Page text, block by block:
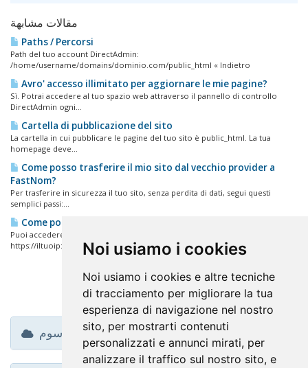
Noi usiamo i cookies
Noi usiamo i cookies e altre tecniche
di tracciamento per migliorare la tua
esperienza di navigazione nel nostro
sito, per mostrarti contenuti
personalizzati e annunci mirati, per
analizzare il traffico sul nostro sito, e
مقالات مشابهة
Paths / Percorsi
Path del tuo account DirectAdmin:
/home/username/domains/dominio.com/public_html « Indietro
Avro' accesso illimitato per aggiornare le mie pagine?
Sì. Potrai accedere al tuo spazio web attraverso il pannello di controllo
DirectAdmin ogni...
Cartella di pubblicazione del sito
La cartella in cui pubblicare le pagine del tuo sito è public_html. La tua
homepage deve...
Come posso trasferire il mio sito dal vecchio provider a
FastNom?
Per trasferire in sicurezza il tuo sito, senza perdita di dati, segui questi
semplici passi:...
Come posso accedere al mio pannello di controllo?
Puoi accedere al tuo pannello di controllo DirectAdmin nei seguenti modi:
https://iltuoip:2087...
وسوم